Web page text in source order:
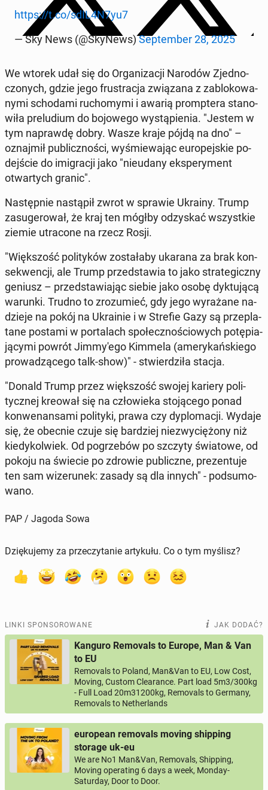
https://t.co/sdIL4N7yu7
— Sky News (@SkyNews)Sep­tem­ber 28, 2025
We wtorek udał się do Or­ga­ni­za­cji Narodów Zjed­no­
czo­nych, gdzie jego fru­stra­cja zwią­za­na z za­blo­ko­wa­
ny­mi scho­da­mi ru­cho­my­mi i awarią promp­te­ra sta­no­
wi­ła pre­lu­dium do bo­jo­we­go wy­stą­pie­nia. "Jestem w
tym na­praw­dę dobry. Wasze kraje pójdą na dno" –
oznaj­mił pu­blicz­no­ści, wy­śmie­wa­jąc eu­ro­pej­skie po­
dej­ście do imi­gra­cji jako "nie­uda­ny eks­pe­ry­ment
otwar­tych granic".
Na­stęp­nie na­stą­pił zwrot w sprawie Ukrainy. Trump
za­su­ge­ro­wał, że kraj ten mógłby od­zy­skać wszyst­kie
ziemie utra­co­ne na rzecz Rosji.
"Więk­szość po­li­ty­ków zo­sta­ła­by ukarana za brak kon­
se­kwen­cji, ale Trump przed­sta­wia to jako stra­te­gicz­ny
geniusz – przed­sta­wia­jąc siebie jako osobę dyk­tu­ją­cą
warunki. Trudno to zro­zu­mieć, gdy jego wy­ra­ża­ne na­
dzie­je na pokój na Ukra­inie i w Strefie Gazy są prze­pla­
ta­ne postami w por­ta­lach spo­łecz­no­ścio­wych po­tę­pia­
ją­cy­mi powrót Jim­my­'e­go Kimmela (ame­ry­kań­skie­go
pro­wa­dzą­ce­go talk-show)" - stwier­dzi­ła stacja.
"Donald Trump przez więk­szość swojej kariery po­li­
tycz­nej kreował się na czło­wie­ka sto­ją­ce­go ponad
kon­we­nan­sa­mi po­li­ty­ki, prawa czy dy­plo­ma­cji. Wydaje
się, że obecnie czuje się bar­dziej nie­zwy­cię­żo­ny niż
kie­dy­kol­wiek. Od po­grze­bów po szczyty świa­to­we, od
pokoju na świecie po zdrowie pu­blicz­ne, pre­zen­tu­je
ten sam wi­ze­ru­nek: zasady są dla innych" - pod­su­mo­
wa­no.
PAP / Jagoda Sowa
Dziękujemy za przeczytanie artykułu. Co o tym myślisz?
LINKI SPONSOROWANE JAK DODAĆ?
Kanguro Removals to Europe, Man & Van
to EU
Removals to Poland, Man&Van to EU, Low Cost,
Moving, Custom Clearance. Part load 5m3/300kg
- Full Load 20m31200kg, Removals to Germany,
Removals to Netherlands
european removals moving shipping
storage uk-eu
We are No1 Man&Van, Removals, Shipping,
Moving operating 6 days a week, Monday-
Saturday, Door to Door.